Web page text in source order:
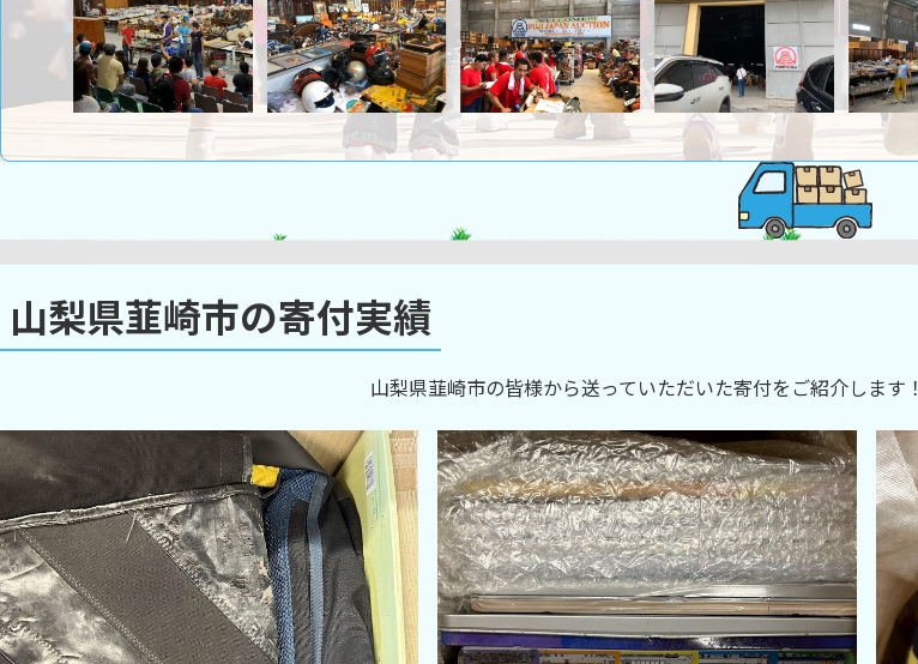
山梨県韮崎市の寄付実績
山梨県韮崎市の皆様から送っていただいた寄付をご紹介します！